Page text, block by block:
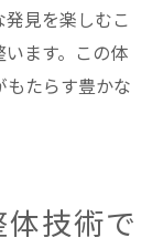
見を楽しむこ
います。この体
もたらす豊かな
技術で